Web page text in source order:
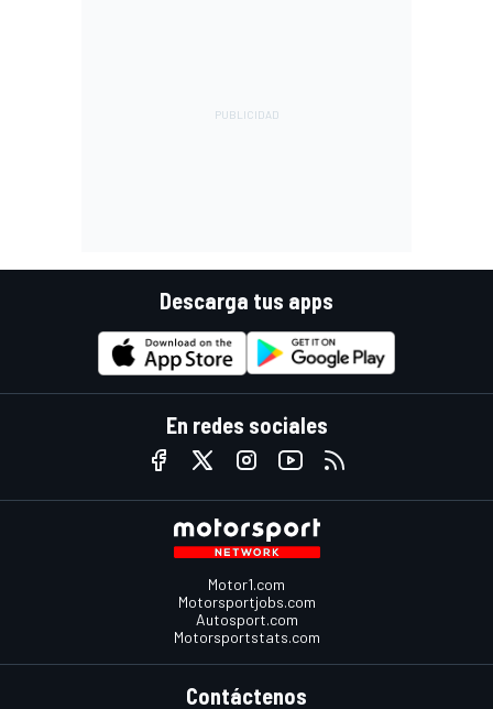
Descarga tus apps
En redes sociales
Motor1.com
Motorsportjobs.com
Autosport.com
Motorsportstats.com
Contáctenos